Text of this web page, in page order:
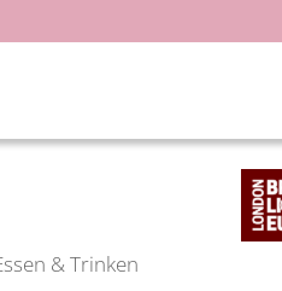
& Trinken